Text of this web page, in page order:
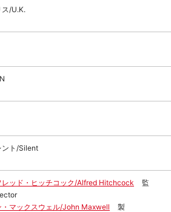
ス/U.K.
ント/Silent
レッド・ヒッチコック/Alfred Hitchcock
監
・マックスウェル/John Maxwell
製